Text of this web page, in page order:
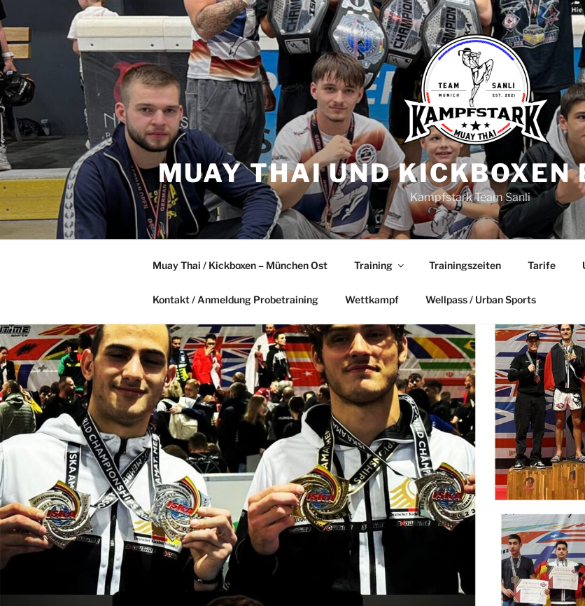
Zum
Inhalt
springen
MUAY THAI UND KICKBOXEN
Kampfstark Team Sanli
Muay Thai / Kickboxen – München Ost Training Trainingszeiten Tarife
Kontakt / Anmeldung Probetraining Wettkampf Wellpass / Urban Sports